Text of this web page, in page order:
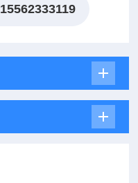
15562333119